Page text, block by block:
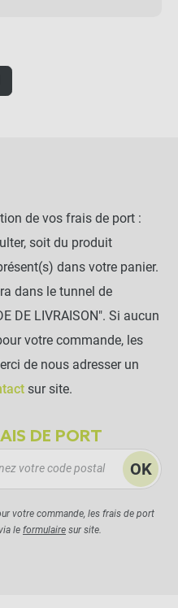
de vos frais de port :
soit du produit
dans votre panier.
dans le tunnel de
DE LIVRAISON". Si aucun
votre commande, les
de nous adresser un
sur site.
DE PORT
OK
votre commande, les frais de port
le formulaire sur site.